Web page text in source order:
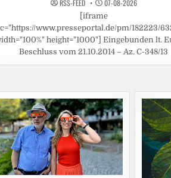
RSS-FEED 07-08-2026
[iframe
www.presseportal.de/pm/182223/
height="1000"] Eingebunden lt.
Beschluss vom 21.10.2014 – Az. C-348/13